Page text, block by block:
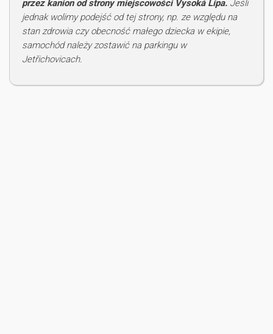
przez kanion od strony miejscowości Vysoká Lípa. Jeśli
jednak wolimy podejść od tej strony, np. ze względu na
stan zdrowia czy obecność małego dziecka w ekipie,
samochód należy zostawić na parkingu w
Jetřichovicach.